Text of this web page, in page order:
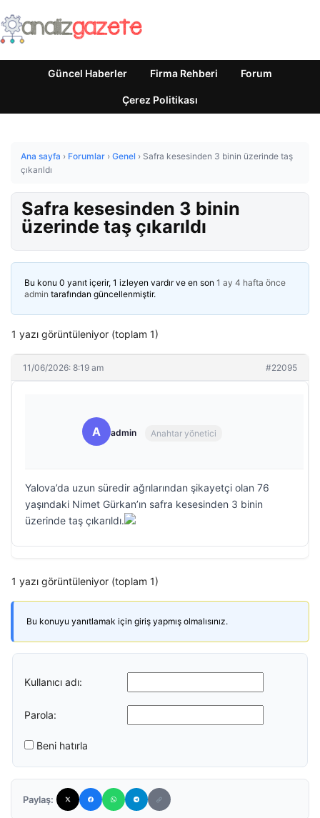
Güncel Haberler Firma Rehberi Forum
Çerez Politikası
Ana sayfa › Forumlar › Genel › Safra kesesinden 3 binin üzerinde taş
çıkarıldı
Safra kesesinden 3 binin
üzerinde taş çıkarıldı
Bu konu 0 yanıt içerir, 1 izleyen vardır ve en son 1 ay 4 hafta önce
admin tarafından güncellenmiştir.
1 yazı görüntüleniyor (toplam 1)
11/06/2026: 8:19 am #22095
A admin Anahtar yönetici
Yalova’da uzun süredir ağrılarından şikayetçi olan 76
yaşındaki Nimet Gürkan’ın safra kesesinden 3 binin
üzerinde taş çıkarıldı.
1 yazı görüntüleniyor (toplam 1)
Bu konuyu yanıtlamak için giriş yapmış olmalısınız.
Kullanıcı adı:
Parola:
Beni hatırla
Paylaş: